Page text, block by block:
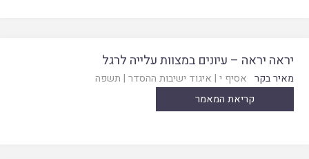
יראה יראה – עיונים במצוות עלייה לרגל
מאיר בקר אסיף י | איגוד ישיבות ההסדר | תשפה
קריאת המאמר